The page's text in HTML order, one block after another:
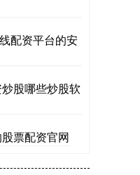
配资平台的安
股哪些炒股软
票配资官网